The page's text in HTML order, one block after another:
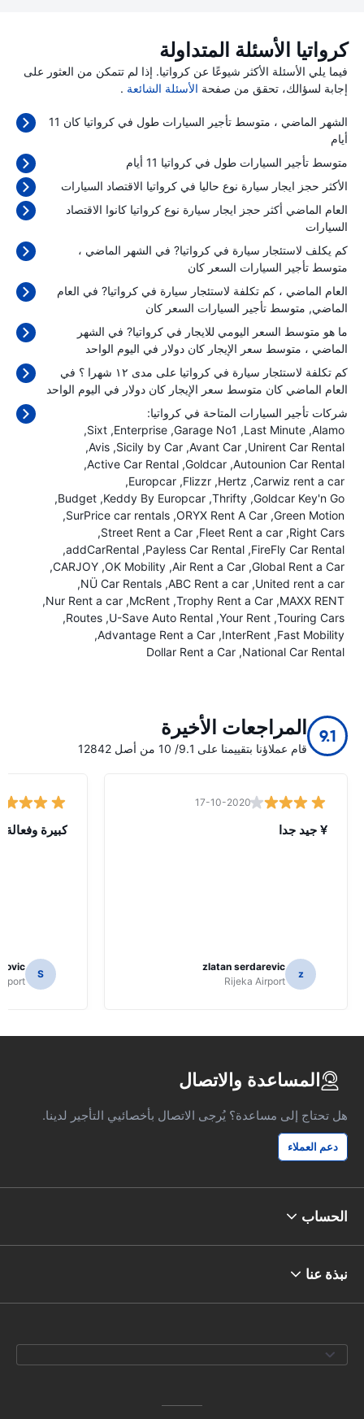
كرواتيا الأسئلة المتداولة
فيما يلي الأسئلة الأكثر شيوعًا عن كرواتيا. إذا لم تتمكن من العثور على
إجابة لسؤالك، تحقق من صفحة الأسئلة الشائعة .
الشهر الماضي ، متوسط تأجير السيارات طول في كرواتيا كان 11
أيام
متوسط تأجير السيارات طول في كرواتيا 11 أيام
الأكثر حجز ايجار سيارة نوع حاليا في كرواتيا الاقتصاد السيارات
العام الماضي أكثر حجز ايجار سيارة نوع كرواتيا كانوا الاقتصاد
السيارات
كم يكلف لاستئجار سيارة في كرواتيا? في الشهر الماضي ،
متوسط تأجير السيارات السعر كان
العام الماضي ، كم تكلفة لاستئجار سيارة في كرواتيا? في العام
الماضي, متوسط تأجير السيارات السعر كان
ما هو متوسط السعر اليومي للايجار في كرواتيا? في الشهر
الماضي ، متوسط سعر الإيجار كان دولار في اليوم الواحد
كم تكلفة لاستئجار سيارة في كرواتيا على مدى ١٢ شهرا ؟ في
العام الماضي كان متوسط سعر الإيجار كان دولار في اليوم الواحد
شركات تأجير السيارات المتاحة في كرواتيا:
Alamo
Last Minute
Garage No1
Enterprise
Sixt
Unirent Car Rental
Avant Car
Sicily by Car
Avis
Autounion Car Rental
Goldcar
Active Car Rental
Carwiz rent a car
Hertz
Flizzr
Europcar
Goldcar Key'n Go
Thrifty
Keddy By Europcar
Budget
Green Motion
ORYX Rent A Car
SurPrice car rentals
Right Cars
Fleet Rent a car
Street Rent a Car
FireFly Car Rental
Payless Car Rental
addCarRental
Global Rent a Car
Air Rent a Car
OK Mobility
CARJOY
United rent a car
ABC Rent a car
NÜ Car Rentals
MAXX RENT
Trophy Rent a Car
McRent
Nur Rent a car
Touring Cars
Your Rent
U-Save Auto Rental
Routes
Fast Mobility
InterRent
Advantage Rent a Car
National Car Rental
Dollar Rent a Car
9.1 المراجعات الأخيرة
قام عملاؤنا بتقييمنا على 9.1/ 10 من أصل 12842
17-10-2020
¥ جيد جدا
z
zlatan serdarevic
Rijeka Airport
كبيرة وفعالة
S
المساعدة والاتصال
هل تحتاج إلى مساعدة؟ يُرجى الاتصال بأخصائيي التأجير لدينا.
دعم العملاء
الحساب
نبذة عنا